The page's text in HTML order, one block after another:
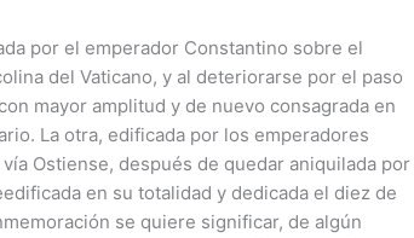
por el emperador Constantino sobre el
del Vaticano, y al deteriorarse por el paso
mayor amplitud y de nuevo consagrada en
La otra, edificada por los emperadores
Ostiense, después de quedar aniquilada por
en su totalidad y dedicada el diez de
se quiere significar, de algún